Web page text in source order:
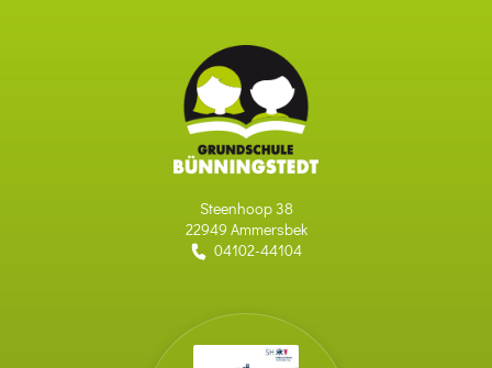
Steenhoop 38
22949 Ammersbek
04102-44104